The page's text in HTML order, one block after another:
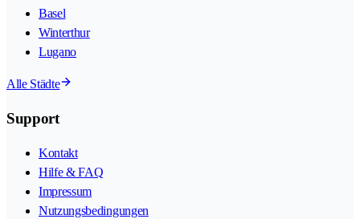
Basel
Winterthur
Lugano
Alle Städte
Support
Kontakt
Hilfe & FAQ
Impressum
Nutzungsbedingungen